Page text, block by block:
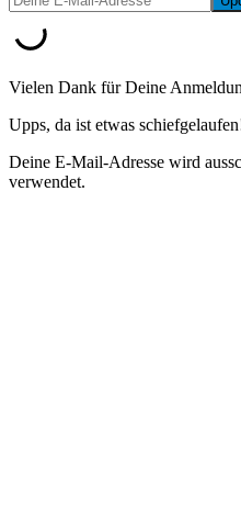
Vielen Dank für Deine
Upps, da ist etwas
Deine E-Mail-Adresse wird
verwendet.